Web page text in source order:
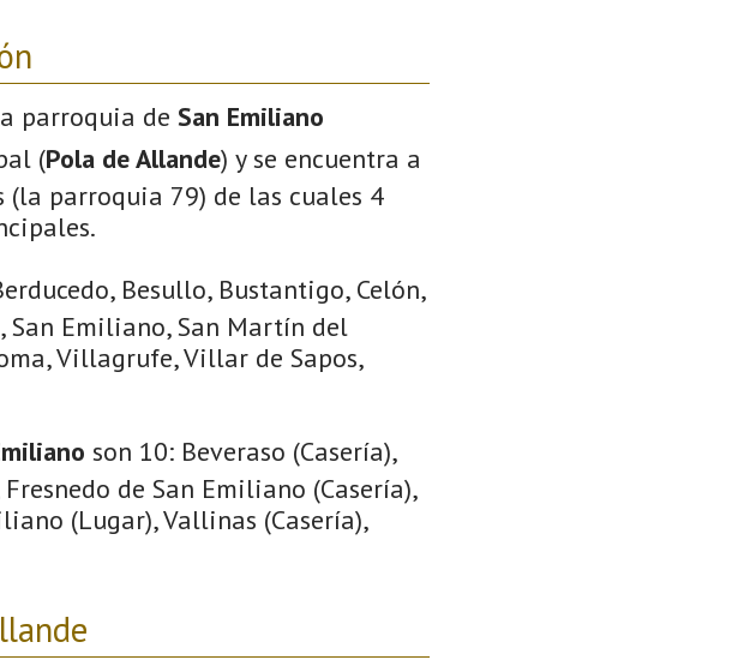
parroquia de San Emiliano
(Pola de Allande) y se encuentra a
parroquia 79) de las cuales 4
Besullo, Bustantigo, Celón,
San Emiliano, San Martín del
Villagrufe, Villar de Sapos,
son 10: Beveraso (Casería),
de San Emiliano (Casería),
(Lugar), Vallinas (Casería),